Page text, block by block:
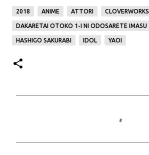
2018 ANIME ATTORI CLOVERWORKS
DAKARETAI OTOKO 1-I NI ODOSARETE IMASU
HASHIGO SAKURABI IDOL YAOI